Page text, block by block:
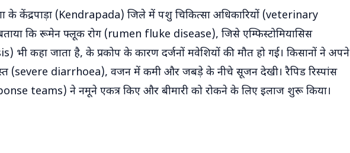
के केंद्रपाड़ा (Kendrapada) जिले में पशु चिकित्सा अधिकारियों (veterinary
कि रूमेन फ्लूक रोग (rumen fluke disease), जिसे एम्फिस्टोमियासिस
भी कहा जाता है, के प्रकोप के कारण दर्जनों मवेशियों की मौत हो गई। किसानों ने अपने
(severe diarrhoea), वजन में कमी और जबड़े के नीचे सूजन देखी। रैपिड रिस्पांस
teams) ने नमूने एकत्र किए और बीमारी को रोकने के लिए इलाज शुरू किया।